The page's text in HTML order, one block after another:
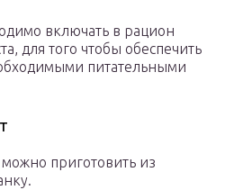
включать в рацион
для того чтобы обеспечить
питательными
приготовить из